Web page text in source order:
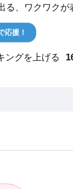
る、ワクワクが
ングを上げる
応援！